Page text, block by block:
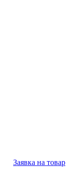
Заявка на товар